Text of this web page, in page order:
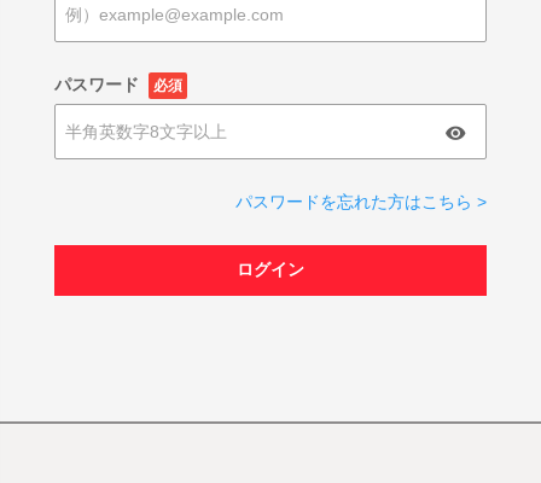
パスワード 必須
パスワードを忘れた方はこちら >
ログイン